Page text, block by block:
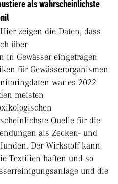
als wahrscheinlichste
zeigen die Daten, dass
über
in Gewässer eingetragen
für Gewässerorganismen
war es 2022
meisten
Quelle für die
als Zecken- und
Der Wirkstoff kann
Textilien haften und so
und die